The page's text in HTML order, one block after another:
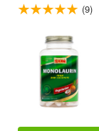
(9)